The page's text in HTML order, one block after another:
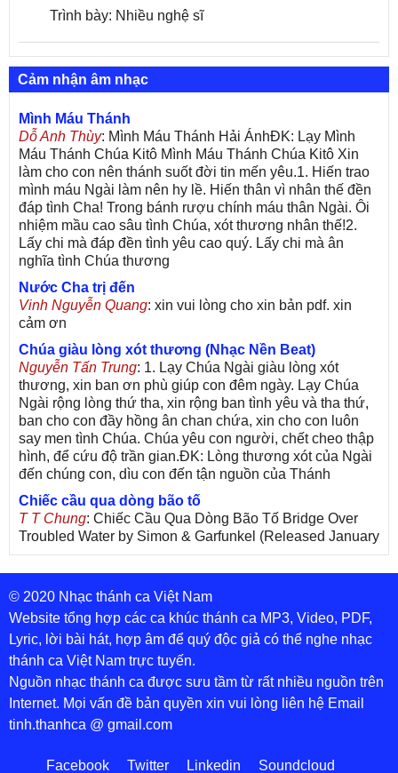
Trình bày: Nhiều nghệ sĩ
Cảm nhận âm nhạc
Mình Máu Thánh
Dỗ Anh Thùy: Mình Máu Thánh Hải ÁnhĐK: Lạy Mình
Máu Thánh Chúa Kitô Mình Máu Thánh Chúa Kitô Xin
làm cho con nên thánh suốt đời tin mến yêu.1. Hiến trao
mình máu Ngài làm nên hy lề. Hiến thân vì nhân thế đền
đáp tình Cha! Trong bánh rượu chính máu thân Ngài. Ôi
nhiệm mầu cao sâu tình Chúa, xót thương nhân thế!2.
Lấy chi mà đáp đền tình yêu cao quý. Lấy chi mà ân
nghĩa tình Chúa thương
Nước Cha trị đến
Vinh Nguyễn Quang: xin vui lòng cho xin bản pdf. xin
cảm ơn
Chúa giàu lòng xót thương (Nhạc Nền Beat)
Nguyễn Tấn Trung: 1. Lạy Chúa Ngài giàu lòng xót
thương, xin ban ơn phù giúp con đêm ngày. Lạy Chúa
Ngài rộng lòng thứ tha, xin rộng ban tình yêu và tha thứ,
ban cho con đầy hồng ân chan chứa, xin cho con luôn
say men tình Chúa. Chúa yêu con người, chết cheo thập
hình, để cứu độ trần gian.ĐK: Lòng thương xót của Ngài
đến chúng con, dìu con đến tận nguồn của Thánh
Chiếc cầu qua dòng bão tố
T T Chung: Chiếc Cầu Qua Dòng Bão Tố Bridge Over
Troubled Water by Simon & Garfunkel (Released January
26, 1970) Lời Việt: Nhạc Sĩ Vũ Đức Nghiêm Trình Bày:
Chung Tử Lưu
De Colores! (Lời Việt)
Son Vu: Bài hát có lời chưa.Cám ơn
Bài ca dâng Mẹ
thuc : xin lòi bài hat ,bai ca dang me.gia ân
Theo gương Mẹ, con lên đường
sr Thúy Ngân: xin cho con bản PDF bài này ạ
Đến với Lòng Thương Xót Chúa
PDF:Đến với Lòng Thương Xót Chúa - Lm. Giuse Vũ
© 2020 Nhạc thánh ca Việt Nam
Website tổng hợp các ca khúc thánh ca MP3, Video, PDF,
Lyric, lời bài hát, hợp âm để quý độc giả có thể nghe nhạc
thánh ca Việt Nam trực tuyến.
Nguồn nhạc thánh ca được sưu tầm từ rất nhiều nguồn trên
Internet. Mọi vấn đề bản quyền xin vui lòng liên hệ Email
tinh.thanhca @ gmail.com
Facebook Twitter Linkedin Soundcloud